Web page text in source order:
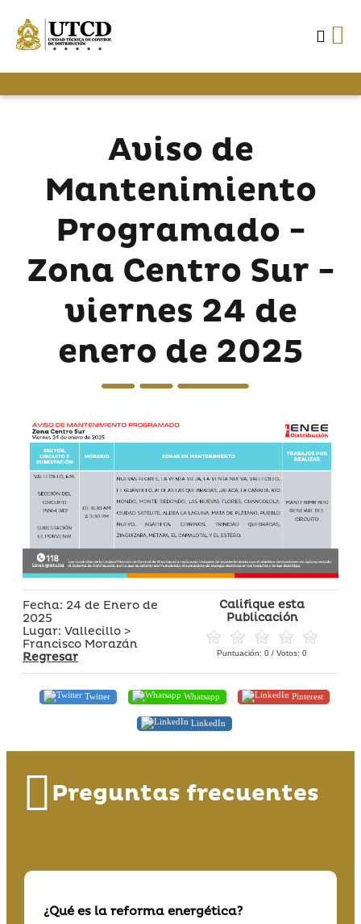
Aviso de
Mantenimiento
Programado -
Zona Centro Sur -
viernes 24 de
enero de 2025
Fecha: 24 de Enero de
2025
Lugar: Vallecillo >
Francisco Morazán
Regresar
Califique esta
Publicación
Puntuación: 0 / Votos: 0
Twitter Whatsapp Pinterest
LinkedIn
Preguntas frecuentes
¿Qué es la reforma energética?